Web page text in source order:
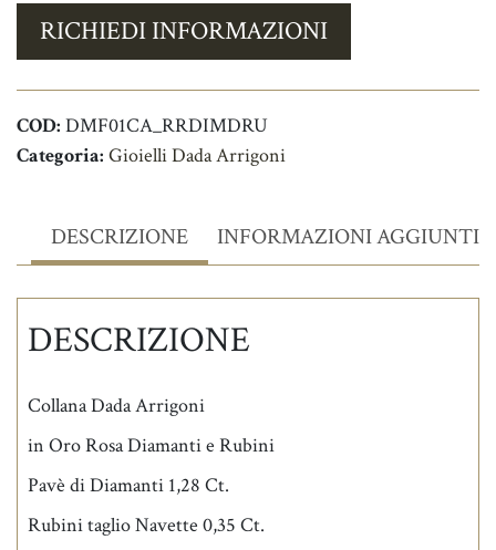
RICHIEDI INFORMAZIONI
COD: DMF01CA_RRDIMDRU
Categoria: Gioielli Dada Arrigoni
DESCRIZIONE INFORMAZIONI
DESCRIZIONE
Collana Dada Arrigoni
in Oro Rosa Diamanti e Rubini
Pavè di Diamanti 1,28 Ct.
Rubini taglio Navette 0,35 Ct.